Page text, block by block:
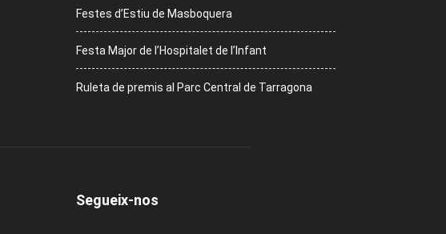
Festes d’Estiu de Masboquera
Festa Major de l’Hospitalet de l’Infant
Ruleta de premis al Parc Central de Tarragona
Segueix-nos